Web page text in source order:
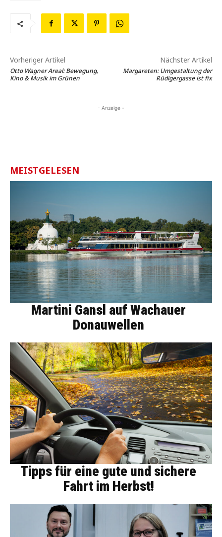
Vorheriger Artikel
Otto Wagner Areal: Bewegung,
Kino & Musik im Grünen
Nächster Artikel
Margareten: Umgestaltung der
Rüdigergasse ist fix
- Anzeige -
MEISTGELESEN
Martini Gansl auf Wachauer
Donauwellen
Tipps für eine gute und sichere
Fahrt im Herbst!